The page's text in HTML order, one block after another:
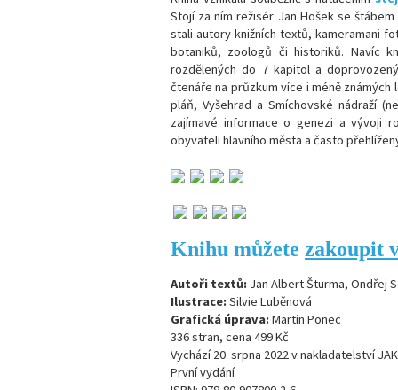
Stojí za ním režisér Jan Hošek se
stali autory knižních textů, kameramani
botaniků, zoologů či historiků. Navíc
rozdělených do 7 kapitol a
čtenáře na průzkum více i méně
pláň, Vyšehrad a Smíchovské nádraží
zajímavé informace o genezi a vývoji
obyvateli hlavního města a často
Knihu můžete zakoupit
Autoři textů: Jan Albert Šturma, Ondřej
Ilustrace:Silvie Luběnová
Grafická úprava:Martin Ponec
336 stran, cena 499 Kč
Vychází 20. srpna 2022 v nakladatelství
První vydání